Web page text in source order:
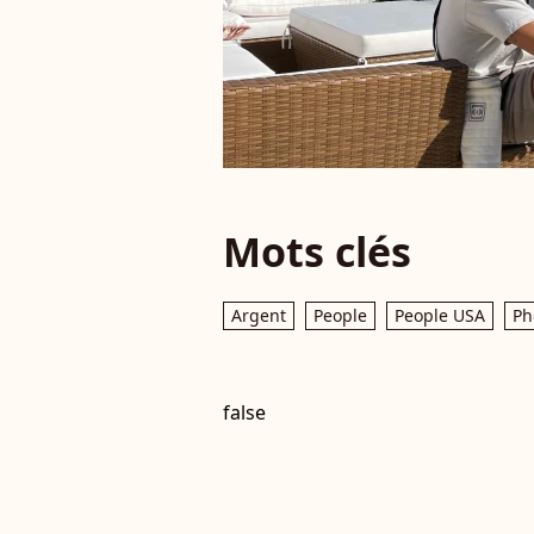
Mots clés
Argent People People USA
false